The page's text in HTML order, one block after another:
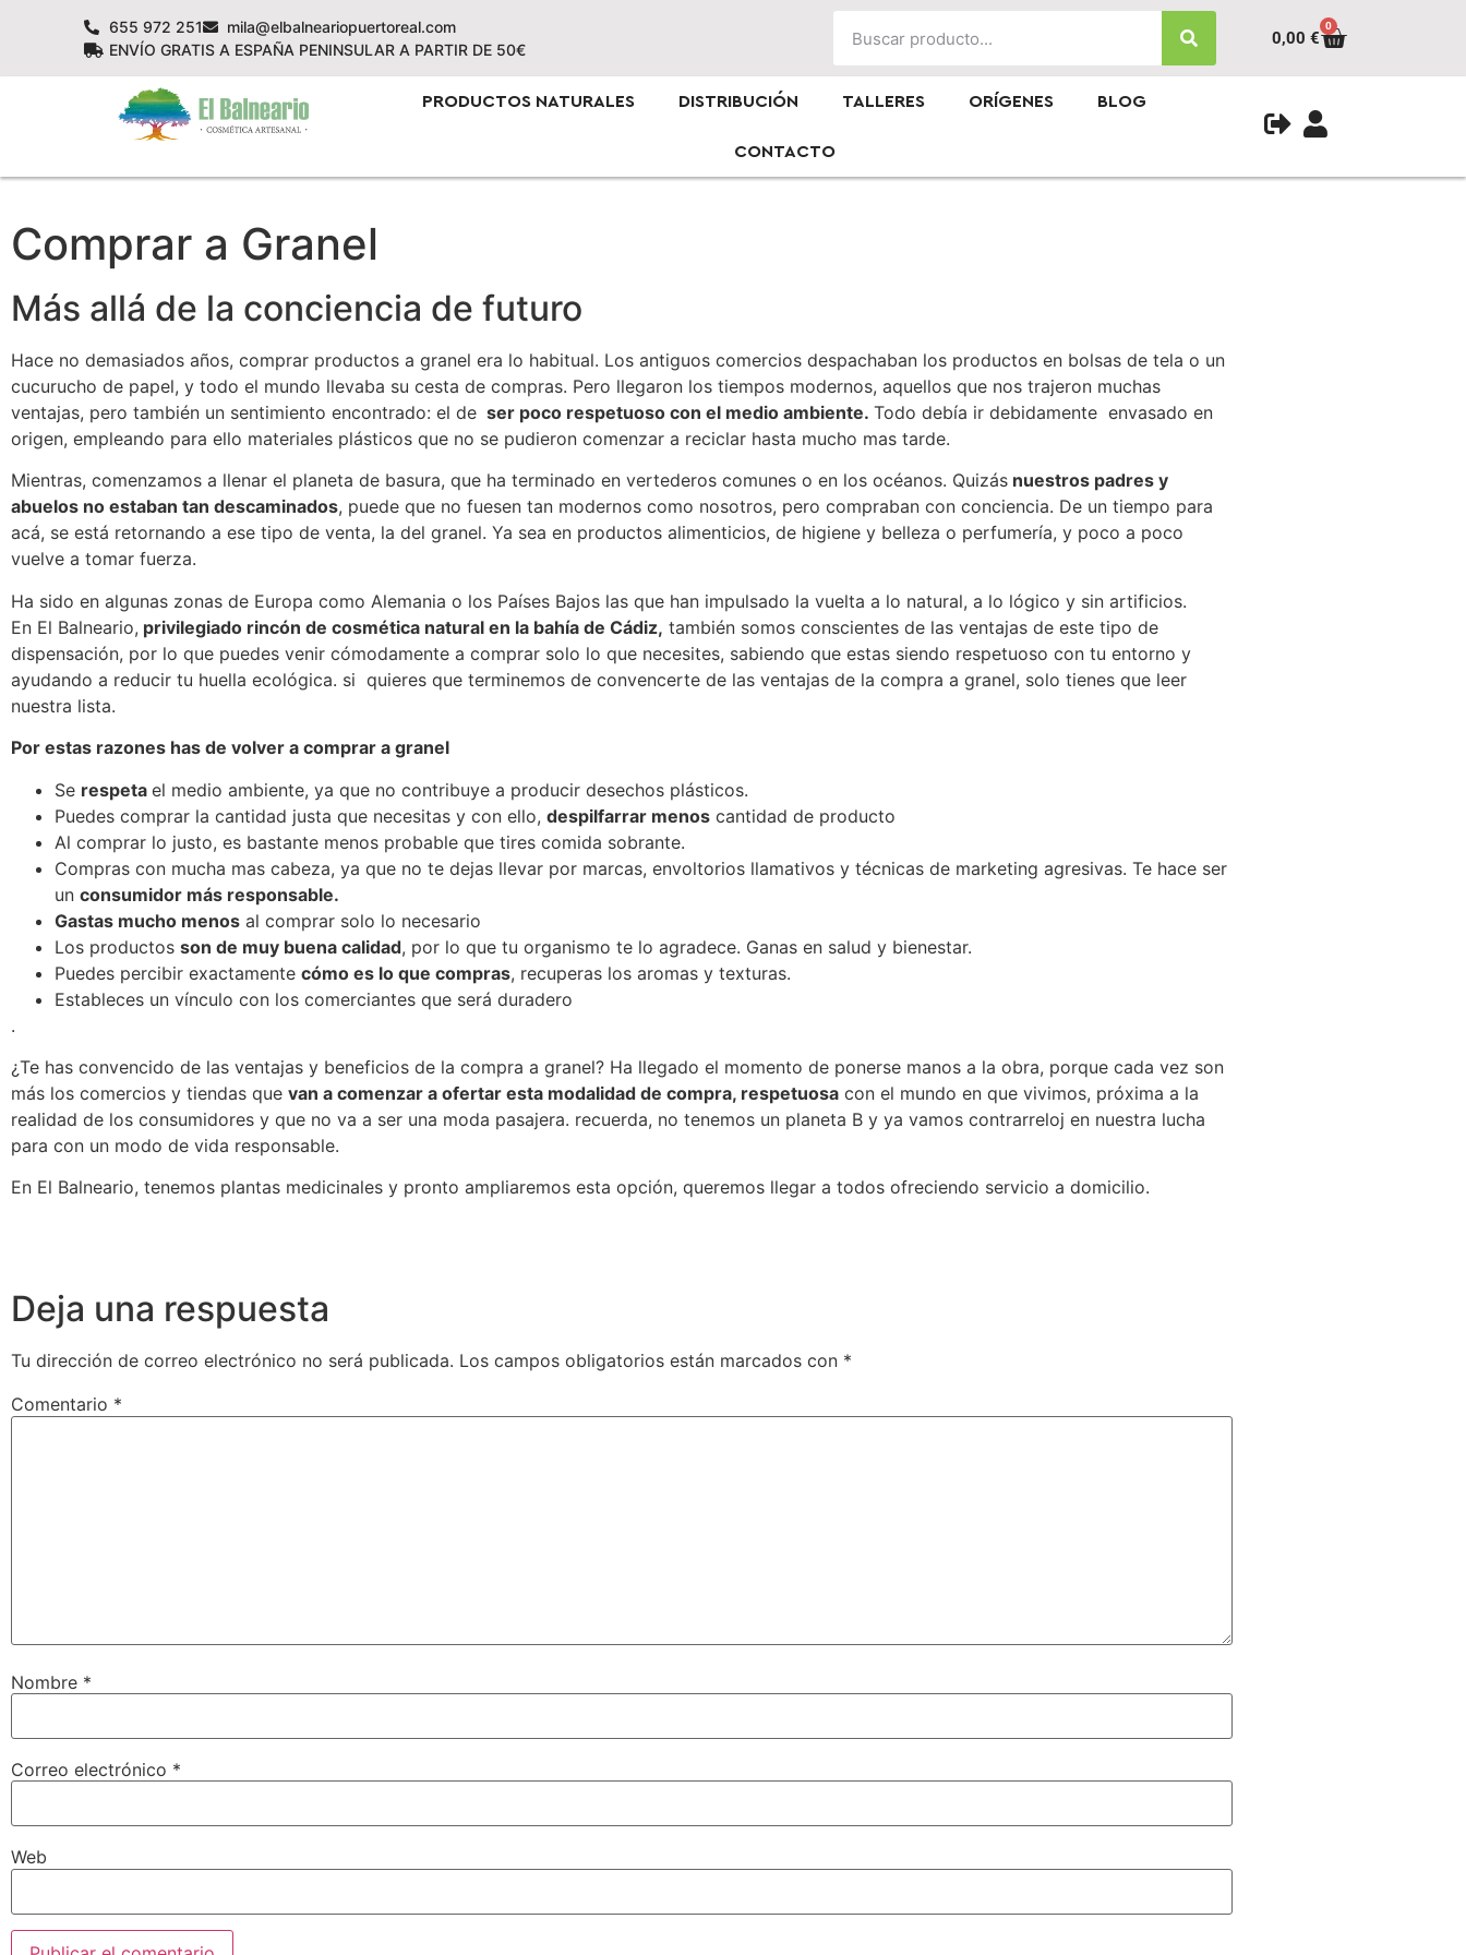
655 972 251
mila@elbalneariopuertoreal.com
ENVÍO GRATIS A ESPAÑA PENINSULAR A PARTIR DE 50€
0,00 €
0
PRODUCTOS NATURALES DISTRIBUCIÓN TALLERES ORÍGENES BLOG
CONTACTO
Comprar a Granel
Más allá de la conciencia de futuro
Hace no demasiados años, comprar productos a granel era lo habitual. Los antiguos comercios despachaban los productos en bolsas de tela o un
cucurucho de papel, y todo el mundo llevaba su cesta de compras. Pero llegaron los tiempos modernos, aquellos que nos trajeron muchas
ventajas, pero también un sentimiento encontrado: el de ser poco respetuoso con el medio ambiente. Todo debía ir debidamente envasado en
origen, empleando para ello materiales plásticos que no se pudieron comenzar a reciclar hasta mucho mas tarde.
Mientras, comenzamos a llenar el planeta de basura, que ha terminado en vertederos comunes o en los océanos. Quizás nuestros padres y
abuelos no estaban tan descaminados, puede que no fuesen tan modernos como nosotros, pero compraban con conciencia. De un tiempo para
acá, se está retornando a ese tipo de venta, la del granel. Ya sea en productos alimenticios, de higiene y belleza o perfumería, y poco a poco
vuelve a tomar fuerza.
Ha sido en algunas zonas de Europa como Alemania o los Países Bajos las que han impulsado la vuelta a lo natural, a lo lógico y sin artificios.
En El Balneario, privilegiado rincón de cosmética natural en la bahía de Cádiz, también somos conscientes de las ventajas de este tipo de
dispensación, por lo que puedes venir cómodamente a comprar solo lo que necesites, sabiendo que estas siendo respetuoso con tu entorno y
ayudando a reducir tu huella ecológica. si quieres que terminemos de convencerte de las ventajas de la compra a granel, solo tienes que leer
nuestra lista.
Por estas razones has de volver a comprar a granel
Se respeta el medio ambiente, ya que no contribuye a producir desechos plásticos.
Puedes comprar la cantidad justa que necesitas y con ello, despilfarrar menos cantidad de producto
Al comprar lo justo, es bastante menos probable que tires comida sobrante.
Compras con mucha mas cabeza, ya que no te dejas llevar por marcas, envoltorios llamativos y técnicas de marketing agresivas. Te hace ser
un consumidor más responsable.
Gastas mucho menos al comprar solo lo necesario
Los productos son de muy buena calidad, por lo que tu organismo te lo agradece. Ganas en salud y bienestar.
Puedes percibir exactamente cómo es lo que compras, recuperas los aromas y texturas.
Estableces un vínculo con los comerciantes que será duradero
.
¿Te has convencido de las ventajas y beneficios de la compra a granel? Ha llegado el momento de ponerse manos a la obra, porque cada vez son
más los comercios y tiendas que van a comenzar a ofertar esta modalidad de compra, respetuosa con el mundo en que vivimos, próxima a la
realidad de los consumidores y que no va a ser una moda pasajera. recuerda, no tenemos un planeta B y ya vamos contrarreloj en nuestra lucha
para con un modo de vida responsable.
En El Balneario, tenemos plantas medicinales y pronto ampliaremos esta opción, queremos llegar a todos ofreciendo servicio a domicilio.
Deja una respuesta
Tu dirección de correo electrónico no será publicada. Los campos obligatorios están marcados con *
Comentario *
Nombre *
Correo electrónico *
Web